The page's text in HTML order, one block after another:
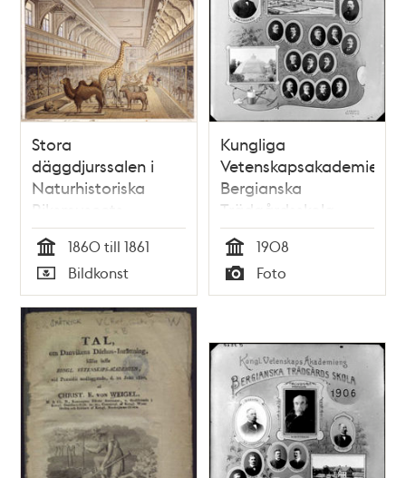
Stora
däggdjurssalen i
Naturhistoriska
Riksmuseets
utställning i
Vetenskapsakademiens
byggnad vid
Wallingatan
Tid
1860 till 1861
Typ
Bildkonst
Kungliga
Vetenskapsakademiens
Bergianska
Trädgårdsskola
1908. Porträtt av
chefen och
personalen
Tid
1908
Typ
Foto